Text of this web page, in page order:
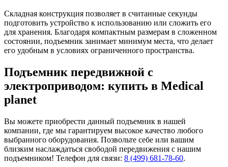
Складная конструкция позволяет в считанные секунды
подготовить устройство к использованию или сложить его
для хранения. Благодаря компактным размерам в сложенном
состоянии, подъемник занимает минимум места, что делает
его удобным в условиях ограниченного пространства.
Подъемник передвижной с
электроприводом: купить в Medical
planet
Вы можете приобрести данный подъемник в нашей
компании, где мы гарантируем высокое качество любого
выбранного оборудования. Позвольте себе или вашим
близким наслаждаться свободой передвижения с нашим
подъемником! Телефон для связи: 8 (499) 681-78-60.